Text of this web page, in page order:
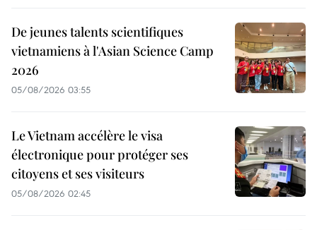
De jeunes talents scientifiques
vietnamiens à l'Asian Science Camp
2026
05/08/2026 03:55
Le Vietnam accélère le visa
électronique pour protéger ses
citoyens et ses visiteurs
05/08/2026 02:45